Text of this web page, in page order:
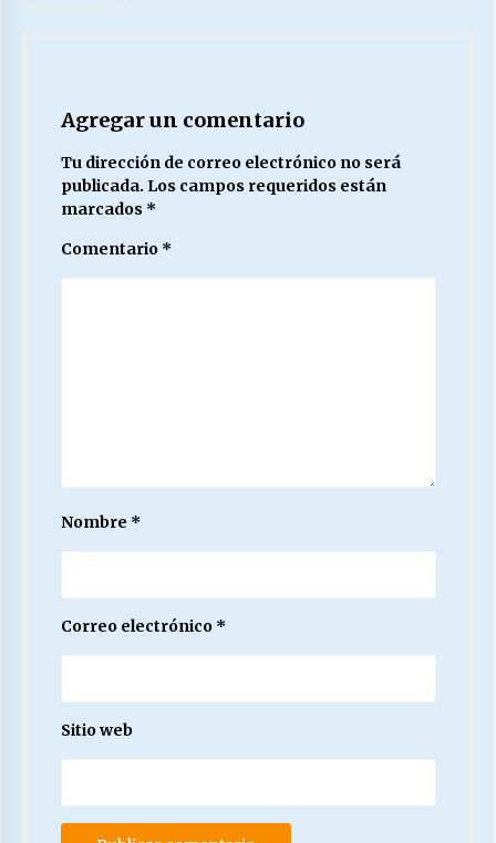
Agregar un comentario
Tu dirección de correo electrónico no será
publicada. Los campos requeridos están
marcados *
Comentario *
Nombre *
Correo electrónico *
Sitio web